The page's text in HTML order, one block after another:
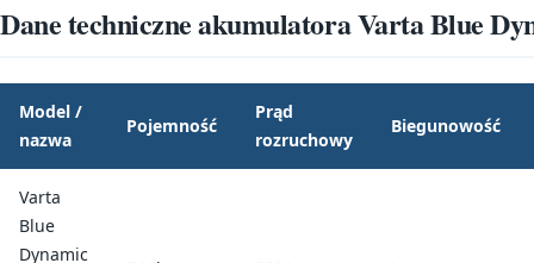
Dane techniczne akumulatora Varta Blue
Model /
nazwa
Pojemność
Prąd
rozruchowy
Biegunowość
Varta
Blue
Dynamic